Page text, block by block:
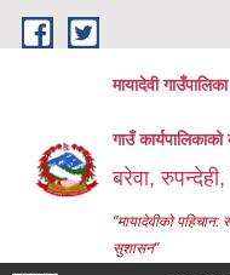
Skip to main content
मायादेवी गाउँपालिका
गाउँ कार्यपालिकाको
बरेवा,
"मायादेवीको
सुशासन"